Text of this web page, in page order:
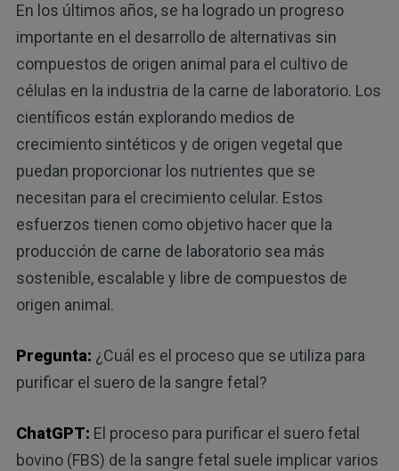
En los últimos años, se ha logrado un progreso
importante en el desarrollo de alternativas sin
compuestos de origen animal para el cultivo de
células en la industria de la carne de laboratorio. Los
científicos están explorando medios de
crecimiento sintéticos y de origen vegetal que
puedan proporcionar los nutrientes que se
necesitan para el crecimiento celular. Estos
esfuerzos tienen como objetivo hacer que la
producción de carne de laboratorio sea más
sostenible, escalable y libre de compuestos de
origen animal.
Pregunta: ¿Cuál es el proceso que se utiliza para
purificar el suero de la sangre fetal?
ChatGPT: El proceso para purificar el suero fetal
bovino (FBS) de la sangre fetal suele implicar varios